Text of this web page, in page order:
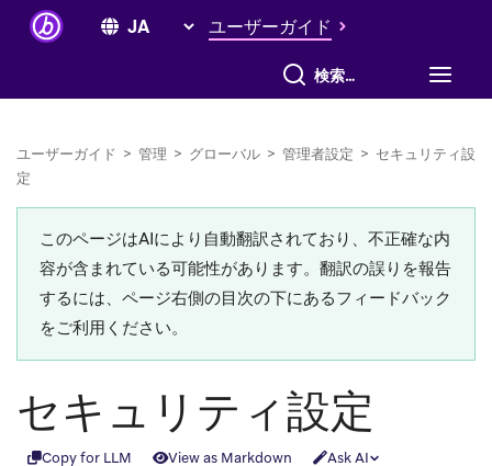
ユーザーガイド
すべて検索
ユーザーガイド > 管理 > グローバル > 管理者設定 > セキュリティ設
定
このページはAIにより自動翻訳されており、不正確な内
容が含まれている可能性があります。翻訳の誤りを報告
するには、ページ右側の目次の下にあるフィードバック
をご利用ください。
セキュリティ設定
Copy for LLM View as Markdown Ask AI